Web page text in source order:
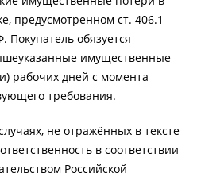
предусмотренном ст. 406.1
Покупатель обязуется
имущественные
рабочих дней с момента
требования.
не отражённых в тексте
в соответствии
Российской